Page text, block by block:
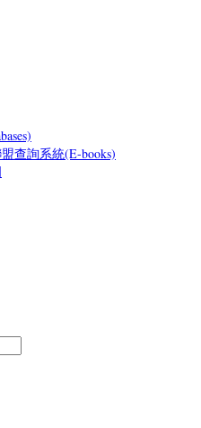
查詢系統(E-books)